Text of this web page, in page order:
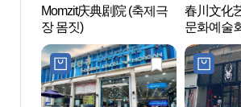
Momzit庆典剧院 (축제극
장 몸짓)
春川文化
문화예술